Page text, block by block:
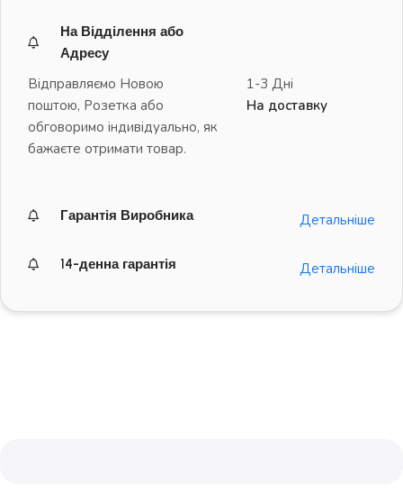
На Відділення або
Адресу
Відправляємо Новою
поштою, Розетка або
обговоримо індивідуально, як
бажаєте отримати товар.
1-3 Дні
На доставку
Гарантія Виробника Детальніше
14-денна гарантія Детальніше